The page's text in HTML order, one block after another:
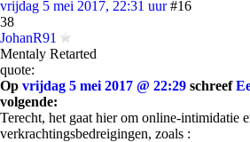
vrijdag 5 mei 2017, 22:31 uur #16
38
JohanR91
Mentaly Retarted
quote:
Op vrijdag 5 mei 2017 @ 22:29 schreef
volgende:
Terecht, het gaat hier om online-intimidatie
verkrachtingsbedreigingen, zoals :